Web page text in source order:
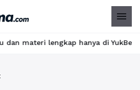
menu
lengkap hanya di